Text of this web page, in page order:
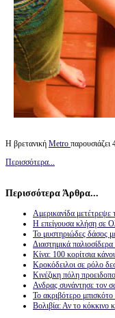
Η βρετανική Metro παρουσιάζει
Περισσότερα...
Περισσότερα Άρθρα...
Αμερικανίδα μετέτρεψε
Η επείγουσα κλήση σε
Το μυστηριώδες δάσος
Διαστημικά
Κίνα: 100 κορίτσια
Κροκόδειλοι σε ρόλο
Κινέζικη πόλη
Ανδρας συνάντησε τον
Το ακριβότερο
Βολιβία: Αν το κόκκινο